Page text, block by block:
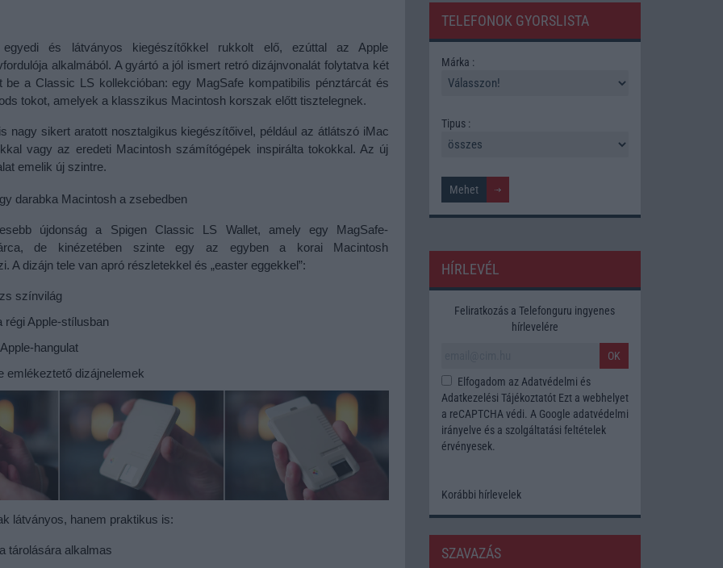
és látványos kiegészítőkkel rukkolt elő, ezúttal az Apple
alkalmából. A gyártó a jól ismert retró dizájnvonalát folytatva két
be a Classic LS kollekcióban: egy MagSafe kompatibilis pénztárcát és
tokot, amelyek a klasszikus Macintosh korszak előtt tisztelegnek.
nagy sikert aratott nosztalgikus kiegészítőivel, például az átlátszó iMac
vagy az eredeti Macintosh számítógépek inspirálta tokokkal. Az új
emelik új szintre.
darabka Macintosh a zsebedben
újdonság a Spigen Classic LS Wallet, amely egy MagSafe-
de kinézetében szinte egy az egyben a korai Macintosh
A dizájn tele van apró részletekkel és „easter eggekkel”:
színvilág
régi Apple-stílusban
hangulat
emlékeztető dizájnelemek
látványos, hanem praktikus is:
tárolására alkalmas
TELEFONOK GYORSLISTA
Márka :
Tipus :
HÍRLEVÉL
Feliratkozás a Telefonguru ingyenes
hírlevelére
OK
Elfogadom az Adatvédelmi és
Adatkezelési TájékoztatótEzt a webhelyet
a reCAPTCHA védi. A Google adatvédelmi
irányelve és a szolgáltatási feltételek
érvényesek.
Korábbi hírlevelek
SZAVAZÁS